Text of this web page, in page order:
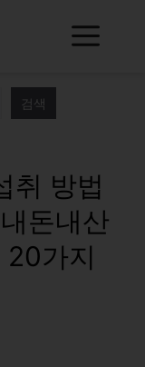
검색
취 방법
돈내산
20가지